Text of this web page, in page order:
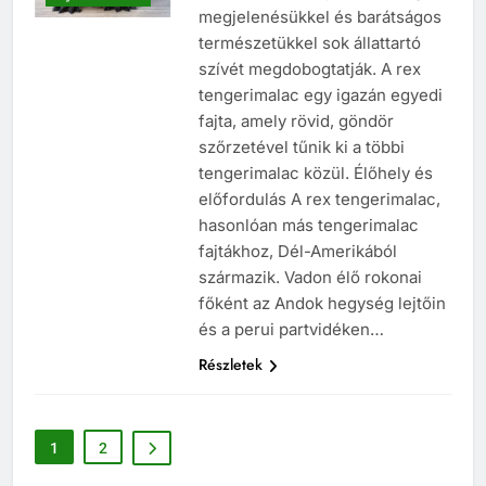
megjelenésükkel és barátságos
természetükkel sok állattartó
szívét megdobogtatják. A rex
tengerimalac egy igazán egyedi
fajta, amely rövid, göndör
szőrzetével tűnik ki a többi
tengerimalac közül. Élőhely és
előfordulás A rex tengerimalac,
hasonlóan más tengerimalac
fajtákhoz, Dél-Amerikából
származik. Vadon élő rokonai
főként az Andok hegység lejtőin
és a perui partvidéken…
Részletek
1 2